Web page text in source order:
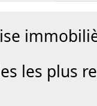
les plus